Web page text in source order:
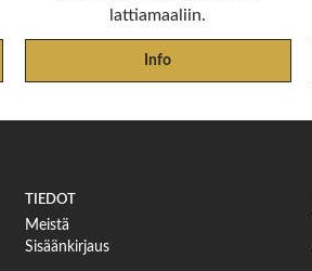
lattiamaaliin.
Info
TIEDOT
Meistä
Sisäänkirjaus